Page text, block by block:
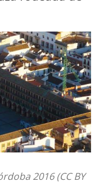
2016 (CC BY